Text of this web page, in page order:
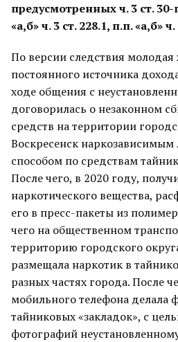
предусмотренных ч. 3 ст. 30-
«а,б» ч. 3 ст. 228.1, п.п. «а,б»
По версии следствия
постоянного источника
ходе общения с
договорилась о незаконном
средств на территории
Воскресенск
способом по средствам
После чего, в 2020 году,
наркотического вещества,
его в пресс-пакеты из
чего на общественном
территорию городского
размещала наркотик в
разных частях города. После
мобильного телефона делала
тайниковых «закладок», с
фотографий